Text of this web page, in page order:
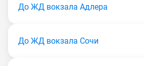
До ЖД вокзала Адлера
До ЖД вокзала Сочи